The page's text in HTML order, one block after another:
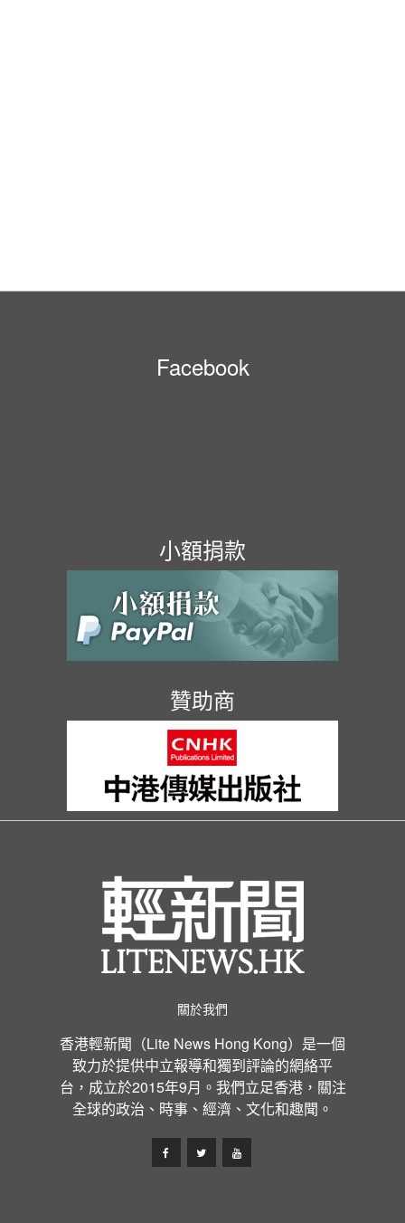
Facebook
小額捐款
贊助商
關於我們
香港輕新聞（Lite News Hong Kong）是一個
致力於提供中立報導和獨到評論的網絡平
台，成立於2015年9月。我們立足香港，關注
全球的政治、時事、經濟、文化和趣聞。